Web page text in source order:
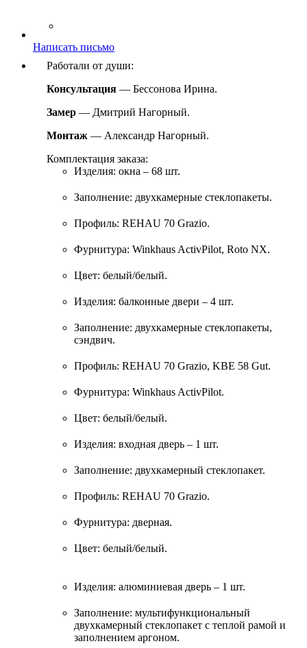
Написать письмо
Работали от души:
Консультация — Бессонова Ирина.
Замер — Дмитрий Нагорный.
Монтаж — Александр Нагорный.
Комплектация заказа:
Изделия: окна – 68 шт.
Заполнение: двухкамерные стеклопакеты.
Профиль: REHAU 70 Grazio.
Фурнитура: Winkhaus ActivPilot, Roto NX.
Цвет: белый/белый.
Изделия: балконные двери – 4 шт.
Заполнение: двухкамерные стеклопакеты,
сэндвич.
Профиль: REHAU 70 Grazio, KBE 58 Gut.
Фурнитура: Winkhaus ActivPilot.
Цвет: белый/белый.
Изделия: входная дверь – 1 шт.
Заполнение: двухкамерный стеклопакет.
Профиль: REHAU 70 Grazio.
Фурнитура: дверная.
Цвет: белый/белый.
Изделия: алюминиевая дверь – 1 шт.
Заполнение: мультифункциональный
двухкамерный стеклопакет с теплой рамой и
заполнением аргоном.